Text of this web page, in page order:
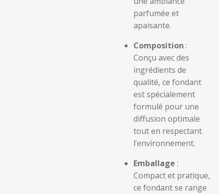
parfumée et
apaisante.
Composition :
Conçu avec des
ingrédients de
qualité, ce fondant
est spécialement
formulé pour une
diffusion optimale
tout en respectant
l’environnement.
Emballage :
Compact et pratique,
ce fondant se range